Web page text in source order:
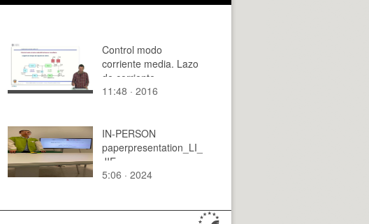
Control modo
corriente media. Lazo
de corriente.
11:48 · 2016
IN-PERSON
paperpresentation_LI_
JIE
5:06 · 2024